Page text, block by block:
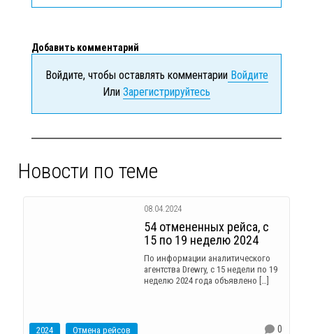
Добавить комментарий
Войдите, чтобы оставлять комментарииВойдите
Или Зарегистрируйтесь
Новости по теме
08.04.2024
54 отмененных рейса, с
15 по 19 неделю 2024
По информации аналитического
агентства Drewry, с 15 недели по 19
неделю 2024 года объявлено […]
2024 Отмена рейсов 0